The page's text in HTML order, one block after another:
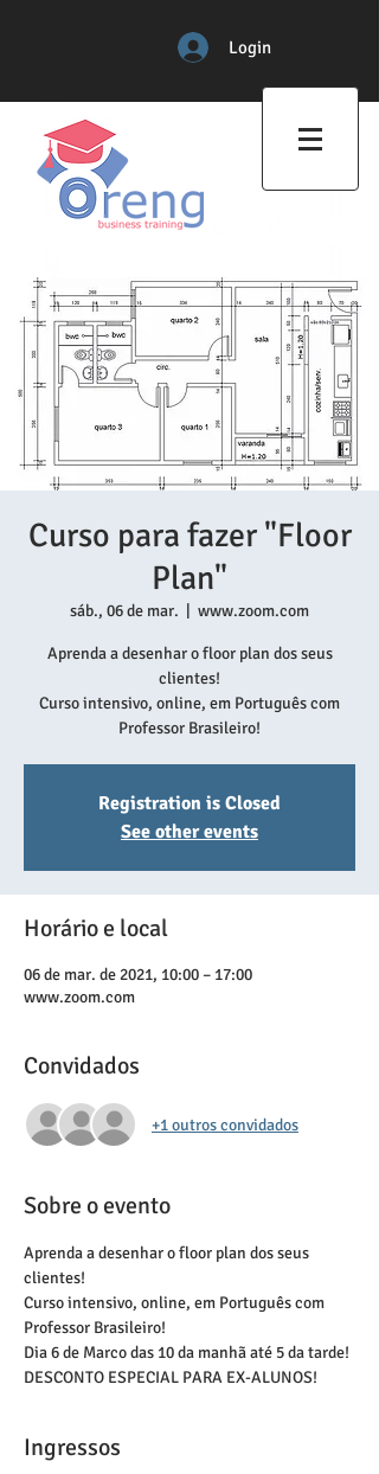
Login
Curso para fazer "Floor
Plan"
sáb., 06 de mar. www.zoom.com
Aprenda a desenhar o floor plan dos seus
clientes!
Curso intensivo, online, em Português com
Professor Brasileiro!
Registration is Closed
See other events
Horário e local
06 de mar. de 2021, 10:00 – 17:00
www.zoom.com
Convidados
+1 outros convidados
Sobre o evento
Aprenda a desenhar o floor plan dos seus
clientes!
Curso intensivo, online, em Português com
Professor Brasileiro!
Dia 6 de Marco das 10 da manhã até 5 da tarde!
DESCONTO ESPECIAL PARA EX-ALUNOS!
Ingressos